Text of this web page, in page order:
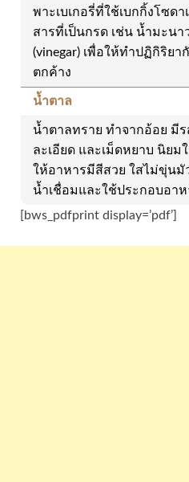
พาะเบเกอรี่ที่ใช้เบกกิ้งโซด
สารที่เป็นกรด เช่น น้ำมะน
(vinegar) เพื่อให้ทำปฏิกิริยา
ตกค้าง
น้ำตาล
น้ำตาลทราย ทำจากอ้อย มี
ละเอียด และเม็ดหยาบ นิยม
ให้อาหารมีสีสวย ใสไม่ขุ่นมั
น้ำเชื่อมและใช้ประกอบอา
[bws_pdfprint display=’pdf’]